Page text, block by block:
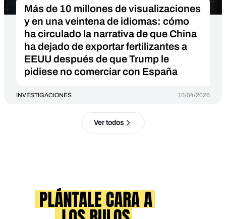
Más de 10 millones de visualizaciones
y en una veintena de idiomas: cómo
ha circulado la narrativa de que China
ha dejado de exportar fertilizantes a
EEUU después de que Trump le
pidiese no comerciar con España
INVESTIGACIONES 10/04/2026
Ver todos